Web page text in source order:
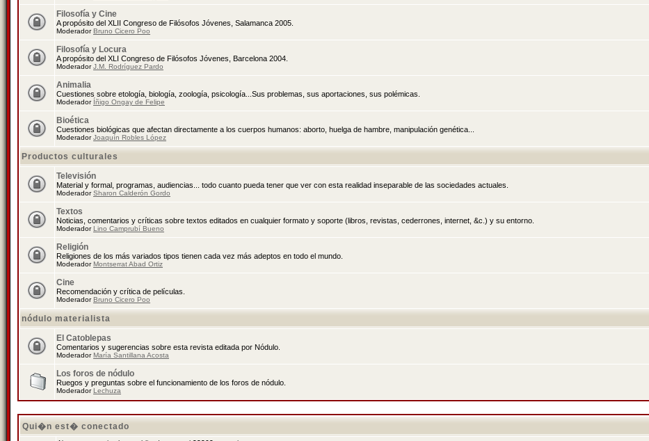
Filosofía y Cine
A propósito del XLII Congreso de Filósofos Jóvenes, Salamanca 2005.
ModeradorBruno Cicero Poo
Filosofía y Locura
A propósito del XLI Congreso de Filósofos Jóvenes, Barcelona 2004.
ModeradorJ.M. Rodríguez Pardo
Animalia
Cuestiones sobre etología, biología, zoología, psicología...Sus problemas, sus aportaciones, sus polémicas.
Moderador Íñigo Ongay de Felipe
Bioética
Cuestiones biológicas que afectan directamente a los cuerpos humanos: aborto, huelga de hambre, manipulación genética...
ModeradorJoaquín Robles López
Productos culturales
Televisión
Material y formal, programas, audiencias... todo cuanto pueda tener que ver con esta realidad inseparable de las sociedades actuales.
ModeradorSharon Calderón Gordo
Textos
Noticias, comentarios y críticas sobre textos editados en cualquier formato y soporte (libros, revistas, cederrones, internet, &c.) y su entorno.
ModeradorLino Camprubí Bueno
Religión
Religiones de los más variados tipos tienen cada vez más adeptos en todo el mundo.
ModeradorMontserrat Abad Ortiz
Cine
Recomendación y crítica de películas.
ModeradorBruno Cicero Poo
nódulo materialista
El Catoblepas
Comentarios y sugerencias sobre esta revista editada por Nódulo.
ModeradorMaría Santillana Acosta
Los foros de nódulo
Ruegos y preguntas sobre el funcionamiento de los foros de nódulo.
ModeradorLechuza
Qui�n est� conectado